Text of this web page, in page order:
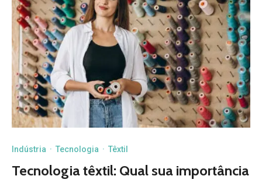
Indústria · Tecnologia · Têxtil
Tecnologia têxtil: Qual sua importância